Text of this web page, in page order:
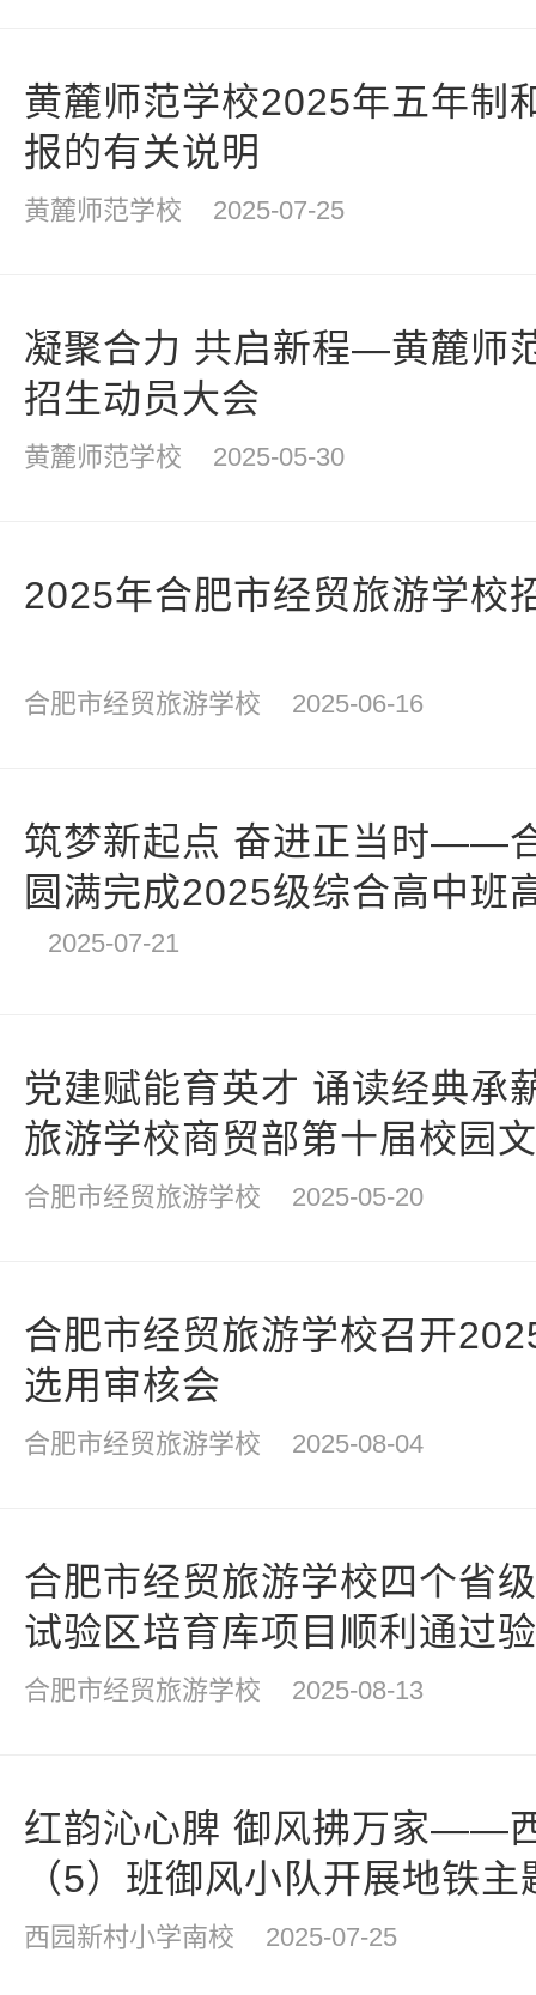
黄麓师范学校2025年五年制
报的有关说明
黄麓师范学校 2025-07-25
凝聚合力 共启新程—黄麓师
招生动员大会
黄麓师范学校 2025-05-30
2025年合肥市经贸旅游学校
合肥市经贸旅游学校 2025-06-16
筑梦新起点 奋进正当时——
圆满完成2025级综合高中班
作
2025-07-21
党建赋能育英才 诵读经典
旅游学校商贸部第十届校园
读活动纪实
合肥市经贸旅游学校 2025-05-20
合肥市经贸旅游学校召开
选用审核会
合肥市经贸旅游学校 2025-08-04
合肥市经贸旅游学校四个省
试验区培育库项目顺利通过
合肥市经贸旅游学校 2025-08-13
红韵沁心脾 御风拂万家——
（5）班御风小队开展地铁
西园新村小学南校 2025-07-25